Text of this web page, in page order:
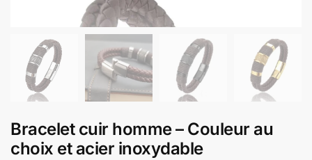
Bracelet cuir homme – Couleur au
choix et acier inoxydable